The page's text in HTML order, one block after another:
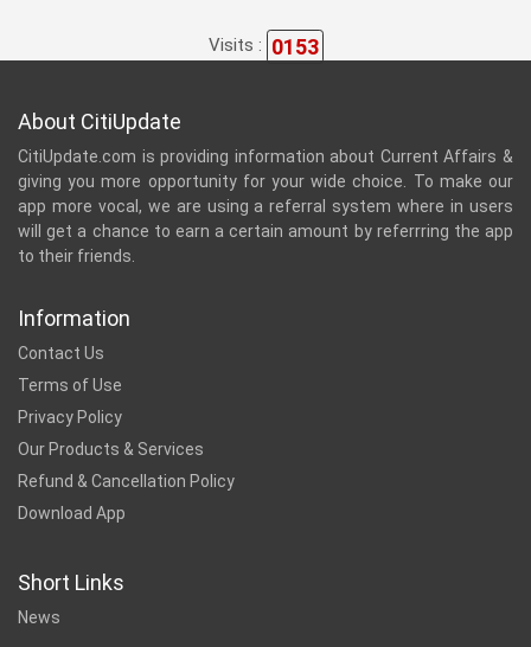
Visits : 0153
About CitiUpdate
CitiUpdate.com is providing information about Current Affairs &
giving you more opportunity for your wide choice. To make our
app more vocal, we are using a referral system where in users
will get a chance to earn a certain amount by referrring the app
to their friends.
Information
Contact Us
Terms of Use
Privacy Policy
Our Products & Services
Refund & Cancellation Policy
Download App
Short Links
News